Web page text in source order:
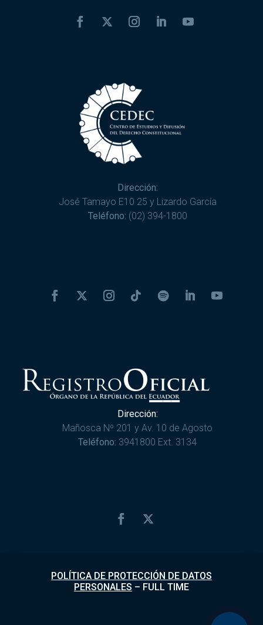
Dirección:
José Tamayo E10 25 y Lizardo García
Teléfono: (02) 394-1800
Dirección:
Mañosca Nº 201 y Av. 10 de Agosto
Teléfono: 3941800 Ext. 3134
POLÍTICA DE PROTECCIÓN DE DATOS
PERSONALES – FULL TIME